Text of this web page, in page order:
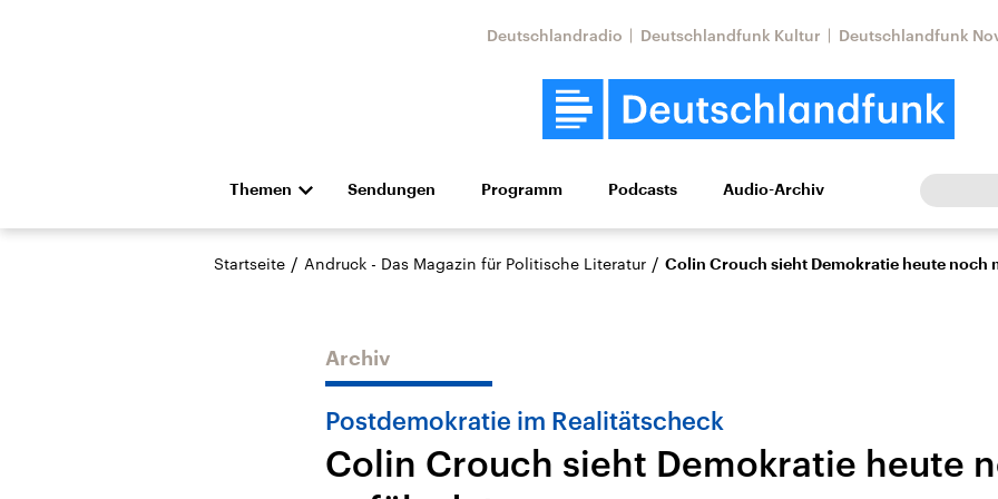
Deutschlandradio Deutschlandfunk Kultur Deutschlandfunk
Themen
Die Nachrichten Politik Wirtschaft Wissen Kultur Europa
Hörspiel und Feature Musik
Landtagswahl Sachsen-
USA
Nahostkonflikt
Iran
Sendungen Programm Podcasts Audio-Archiv
Startseite / Andruck - Das Magazin für Politische Literatur / Colin Crouch sieht Demokratie heute noch
Archiv
Postdemokratie im Realitätscheck
Colin Crouch sieht Demokratie heute